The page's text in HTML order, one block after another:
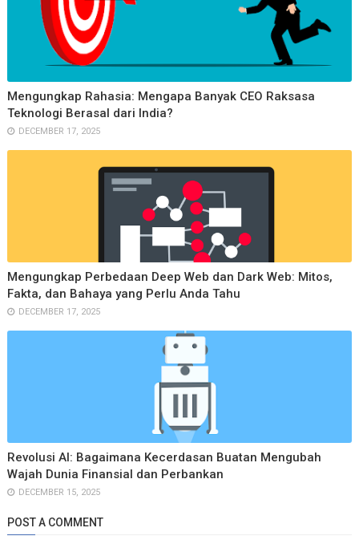
Mengungkap Rahasia: Mengapa Banyak CEO Raksasa
Teknologi Berasal dari India?
DECEMBER 17, 2025
Mengungkap Perbedaan Deep Web dan Dark Web: Mitos,
Fakta, dan Bahaya yang Perlu Anda Tahu
DECEMBER 17, 2025
Revolusi AI: Bagaimana Kecerdasan Buatan Mengubah
Wajah Dunia Finansial dan Perbankan
DECEMBER 15, 2025
POST A COMMENT